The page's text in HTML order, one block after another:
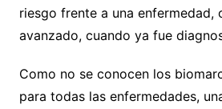
riesgo frente a una enfermedad,
avanzado, cuando ya fue
Como no se conocen los
para todas las enfermedades,